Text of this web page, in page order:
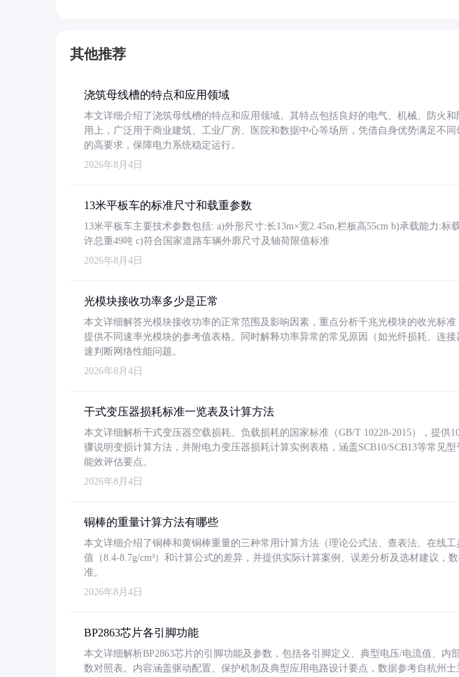
其他推荐
浇筑母线槽的特点和应用领域
本文详细介绍了浇筑母线槽的特点和应用领域。其特点包括良好的电气、机械、防火和
用上，广泛用于商业建筑、工业厂房、医院和数据中心等场所，凭借自身优势满足不同
的高要求，保障电力系统稳定运行。
2026年8月4日
13米平板车的标准尺寸和载重参数
13米平板车主要技术参数包括: a)外形尺寸:长13m×宽2.45m,栏板高55cm b)承载能力:标
许总重49吨 c)符合国家道路车辆外廓尺寸及轴荷限值标准
2026年8月4日
光模块接收功率多少是正常
本文详细解答光模块接收功率的正常范围及影响因素，重点分析千兆光模块的收光标准
提供不同速率光模块的参考值表格。同时解释功率异常的常见原因（如光纤损耗、连
速判断网络性能问题。
2026年8月4日
干式变压器损耗标准一览表及计算方法
本文详细解析干式变压器空载损耗、负载损耗的国家标准（GB/T 10228-2015），提供
骤说明变损计算方法，并附电力变压器损耗计算实例表格，涵盖SCB10/SCB13等常见
能效评估要点。
2026年8月4日
铜棒的重量计算方法有哪些
本文详细介绍了铜棒和黄铜棒重量的三种常用计算方法（理论公式法、查表法、在线
值（8.4-8.7g/cm³）和计算公式的差异，并提供实际计算案例、误差分析及选材建议，
准。
2026年8月4日
BP2863芯片各引脚功能
本文详细解析BP2863芯片的引脚功能及参数，包括各引脚定义、典型电压/电流值、内
数对照表。内容涵盖驱动配置、保护机制及典型应用电路设计要点，数据参考自杭州